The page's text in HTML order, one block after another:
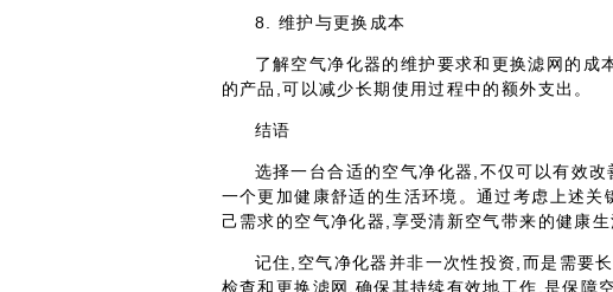
8. 维护与更换成本
了解空气净化器的维护要求和更换滤网的成
的产品,可以减少长期使用过程中的额外支出。
结语
选择一台合适的空气净化器,不仅可以有效
一个更加健康舒适的生活环境。通过考虑上述
己需求的空气净化器,享受清新空气带来的健康生
记住,空气净化器并非一次性投资,而是需要
检查和更换滤网,确保其持续有效地工作,是保障